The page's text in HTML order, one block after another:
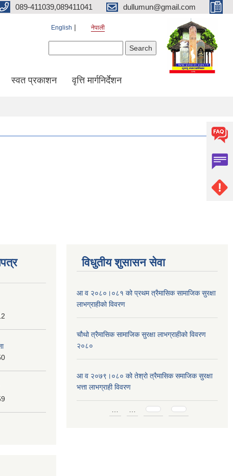
089-411039,089411041 dullumun@gmail.com
English नेपाली
स्वत प्रकाशन वृत्ति मार्गनिर्देशन
विधुतीय शुसासन सेवा
आ व २०८०।०८१ को प्रथम त्रैमासिक सामाजिक सुरक्षा
लाभग्राहीको विवरण
चौथो त्रैमासिक सामाजिक सुरक्षा लाभग्राहीको विवरण
२०८०
आ व २०७९।०८० को तेश्रो त्रैमासिक समाजिक सुरक्षा
भत्ता लाभग्राही विवरण
Pages